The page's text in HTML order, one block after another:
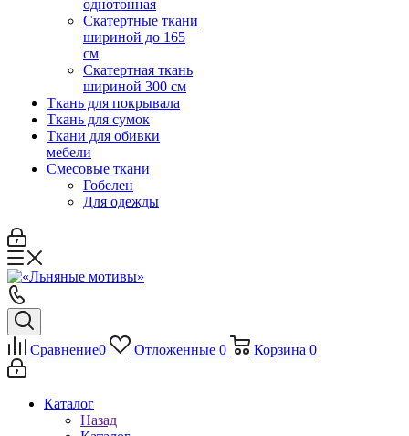
однотонная
Скатертные ткани
шириной до 165
см
Скатертная ткань
шириной 300 см
Ткань для покрывала
Ткань для сумок
Ткани для обивки
мебели
Смесовые ткани
Гобелен
Для одежды
Сравнение0 Отложенные 0 Корзина 0
Каталог
Назад